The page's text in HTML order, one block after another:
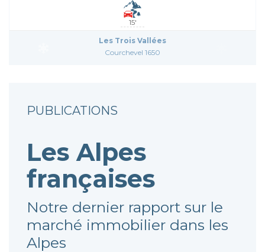
15'
Les Trois Vallées
Courchevel 1650
PUBLICATIONS
Les Alpes
françaises
Notre dernier rapport sur le
marché immobilier dans les
Alpes